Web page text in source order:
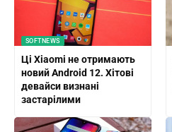
SOFTNEWS
Ці Xiaomi не отримають
новий Android 12. Xітові
девайси визнані
застарілими